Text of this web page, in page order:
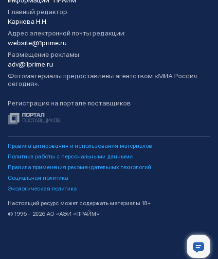
Главный редактор:
Карнова Н.Н.
Адрес электронной почты редакции:
website@1prime.ru
Размещение рекламы:
adv@1prime.ru
Фотоматериалы предоставлены агентством «МИА Россия
сегодня».
Регистрация на портале поставщиков
Правила цитирования и использования материалов
Политика работы с персональными данными
Правила применения рекомендательных технологий
Социальная политика
Экологическая политика
Настоящий ресурс может содержать материалы 18+
© 1996 – 2026 АО «АЭИ «ПРАЙМ»